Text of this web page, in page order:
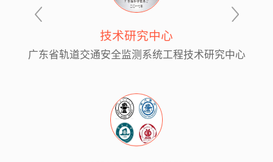
技术研究中心
广东省轨道交通安全监测系统工程技术研究中心